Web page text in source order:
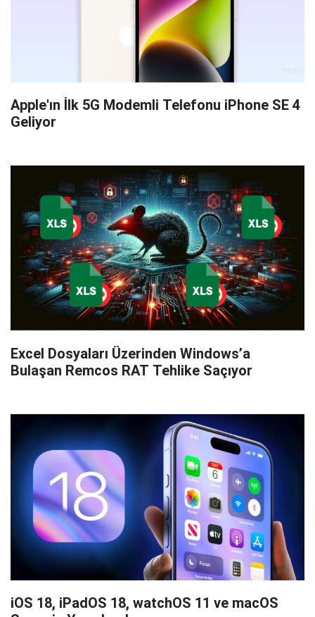
Apple'ın İlk 5G Modemli Telefonu iPhone SE 4
Geliyor
Excel Dosyaları Üzerinden Windows’a
Bulaşan Remcos RAT Tehlike Saçıyor
iOS 18, iPadOS 18, watchOS 11 ve macOS